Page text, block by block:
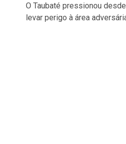
O Taubaté pressionou
levar perigo à área